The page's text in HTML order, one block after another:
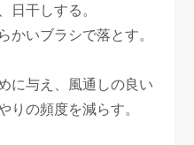
日干しする。
かいブラシで落とす。
に与え、風通しの良い
りの頻度を減らす。